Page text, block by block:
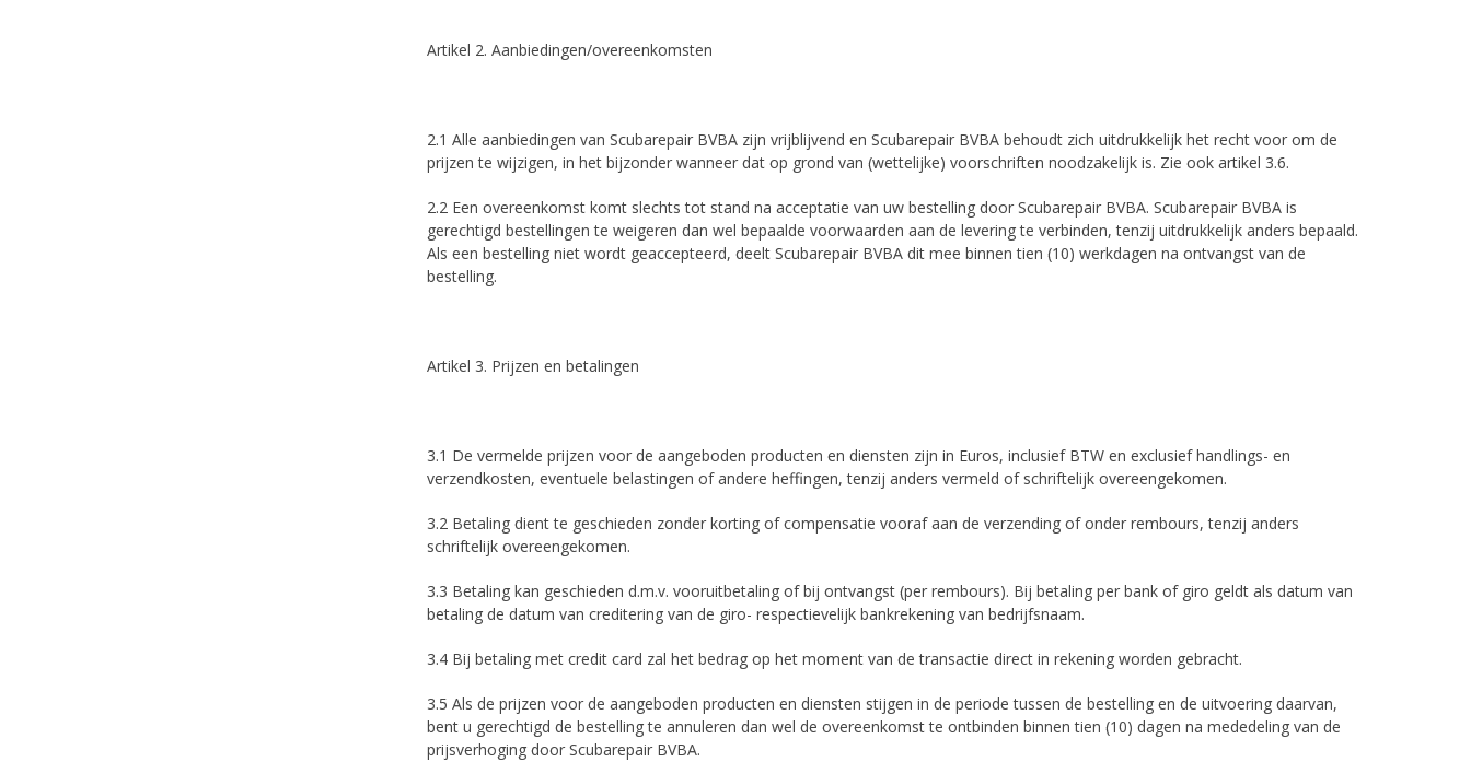
Artikel 2. Aanbiedingen/overeenkomsten
2.1 Alle aanbiedingen van Scubarepair BVBA zijn vrijblijvend en Scubarepair BVBA behoudt zich uitdrukkelijk het recht voor om de
prijzen te wijzigen, in het bijzonder wanneer dat op grond van (wettelijke) voorschriften noodzakelijk is. Zie ook artikel 3.6.
2.2 Een overeenkomst komt slechts tot stand na acceptatie van uw bestelling door Scubarepair BVBA. Scubarepair BVBA is
gerechtigd bestellingen te weigeren dan wel bepaalde voorwaarden aan de levering te verbinden, tenzij uitdrukkelijk anders bepaald.
Als een bestelling niet wordt geaccepteerd, deelt Scubarepair BVBA dit mee binnen tien (10) werkdagen na ontvangst van de
bestelling.
Artikel 3. Prijzen en betalingen
3.1 De vermelde prijzen voor de aangeboden producten en diensten zijn in Euros, inclusief BTW en exclusief handlings- en
verzendkosten, eventuele belastingen of andere heffingen, tenzij anders vermeld of schriftelijk overeengekomen.
3.2 Betaling dient te geschieden zonder korting of compensatie vooraf aan de verzending of onder rembours, tenzij anders
schriftelijk overeengekomen.
3.3 Betaling kan geschieden d.m.v. vooruitbetaling of bij ontvangst (per rembours). Bij betaling per bank of giro geldt als datum van
betaling de datum van creditering van de giro- respectievelijk bankrekening van bedrijfsnaam.
3.4 Bij betaling met credit card zal het bedrag op het moment van de transactie direct in rekening worden gebracht.
3.5 Als de prijzen voor de aangeboden producten en diensten stijgen in de periode tussen de bestelling en de uitvoering daarvan,
bent u gerechtigd de bestelling te annuleren dan wel de overeenkomst te ontbinden binnen tien (10) dagen na mededeling van de
prijsverhoging door Scubarepair BVBA.